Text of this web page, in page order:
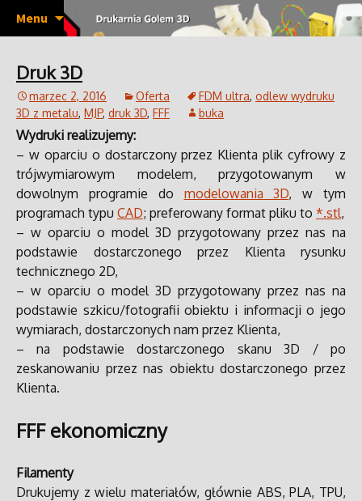
Drukarnia Golem 3D
Wydruki 3D, prototypy, pojedyncze sztuki,
krótkie serie produktów, makiety, w tym
architektoniczne, odlewy wydruków 3D w
metalu, modelowanie 3D, skanowanie 3D.
Menu
Przeskocz
do
Druk 3D
marzec 2, 2016 Oferta FDM ultra, odlew wydruku
3D z metalu, MJP, druk 3D, FFF buka
Wydruki realizujemy:
– w oparciu o dostarczony przez Klienta plik cyfrowy z
trójwymiarowym modelem, przygotowanym w
dowolnym programie do modelowania 3D, w tym
programach typu CAD; preferowany format pliku to *.stl,
– w oparciu o model 3D przygotowany przez nas na
podstawie dostarczonego przez Klienta rysunku
technicznego 2D,
– w oparciu o model 3D przygotowany przez nas na
podstawie szkicu/fotografii obiektu i informacji o jego
wymiarach, dostarczonych nam przez Klienta,
– na podstawie dostarczonego skanu 3D / po
zeskanowaniu przez nas obiektu dostarczonego przez
Klienta.
FFF ekonomiczny
Filamenty
Drukujemy z wielu materiałów, głównie ABS, PLA, TPU,